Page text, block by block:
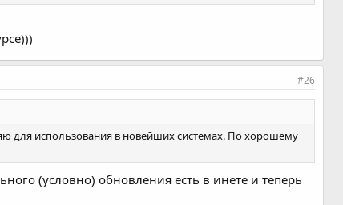
#26
для использования в новейших системах. По хорошему
(условно) обновления есть в инете и теперь